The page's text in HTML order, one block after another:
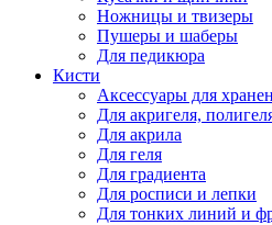
Ножницы и твизеры
Пушеры и шаберы
Для педикюра
Кисти
Аксессуары для
Для акригеля,
Для акрила
Для геля
Для градиента
Для росписи и лепки
Для тонких линий и